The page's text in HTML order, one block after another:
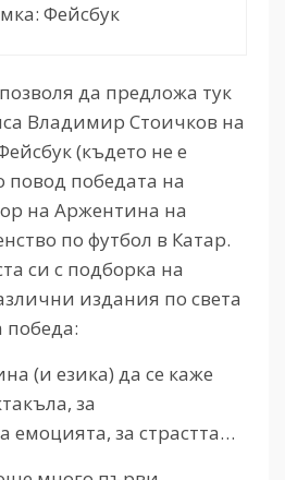
Фейсбук
да предложа тук
Владимир Стоичков на
(където не е
повод победата на
на Аржентина на
по футбол в Катар.
си с подборка на
издания по света
победа:
(и езика) да се каже
за
емоцията, за страстта…